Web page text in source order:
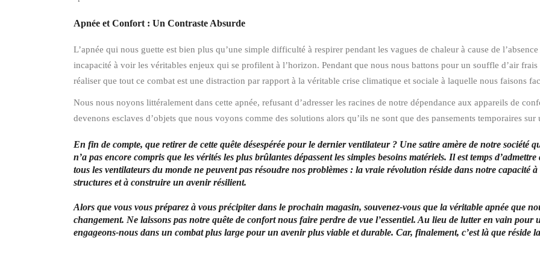
Apnée et Confort : Un Contraste Absurde
L’apnée qui nous guette est bien plus qu’une simple difficulté à respirer pendant les vagues de chaleur à cause de
incapacité à voir les véritables enjeux qui se profilent à l’horizon. Pendant que nous nous battons pour un souffle d’air
réaliser que tout ce combat est une distraction par rapport à la véritable crise climatique et sociale à laquelle nous faisons
Nous nous noyons littéralement dans cette apnée, refusant d’adresser les racines de notre dépendance aux appareils de
devenons esclaves d’objets que nous voyons comme des solutions alors qu’ils ne sont que des pansements temporaires sur
En fin de compte, que retirer de cette quête désespérée pour le dernier ventilateur ? Une satire amère de notre société
n’a pas encore compris que les vérités les plus brûlantes dépassent les simples besoins matériels. Il est temps
tous les ventilateurs du monde ne peuvent pas résoudre nos problèmes : la vraie révolution réside dans notre capacité
structures et à construire un avenir résilient.
Alors que vous vous préparez à vous précipiter dans le prochain magasin, souvenez-vous que la véritable apnée que
changement. Ne laissons pas notre quête de confort nous faire perdre de vue l’essentiel. Au lieu de lutter en vain
engageons-nous dans un combat plus large pour un avenir plus viable et durable. Car, finalement, c’est là que réside